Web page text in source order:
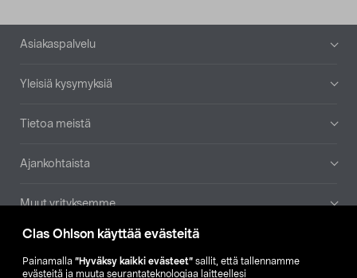
Clas Ohlson käyttää evästeitä
Painamalla ”Hyväksy kaikki evästeet” sallit, että tallennamme
evästeitä ja muuta seurantateknologiaa laitteellesi
Alatunniste
Asiakaspalvelu
Yleisiä kysymyksiä
Tietoa meistä
Ajankohtaista
Muut yrityksemme
Etsi myymälä